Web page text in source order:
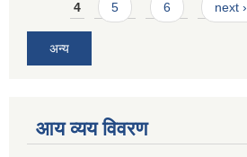
4 5 6 next ›
अन्य
आय व्यय विवरण